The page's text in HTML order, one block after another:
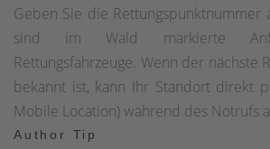
Anhöhe die kleine Kapelle St.
(Grotewiese) am Rande des
nach Köln. An der Kapelle befinden
die sich gut für ein kleines Picknick
wir der Pilgermuschel, bis der Weg
Pilgerstein unterhalb der Ortschaft
Geben Sie die Rettungspunktnummer
sind im Wald markierte
Rettungsfahrzeuge. Wenn der nächste
bekannt ist, kann Ihr Standort direkt
Mobile Location) während des Notrufs
Author Tip